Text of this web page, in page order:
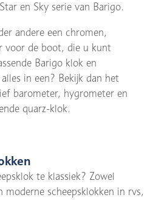
en Sky serie van Barigo.
andere een chromen,
voor de boot, die u kunt
Barigo klok en
in een? Bekijk dan het
barometer, hygrometer en
quarz-klok.
te klassiek? Zowel
moderne scheepsklokken in rvs,